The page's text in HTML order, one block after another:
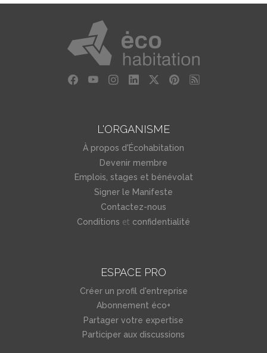
L'ORGANISME
À propos d'Écohabitation
Devenir membre
Emplois, stages et bénévolat
Signer le Manifeste
Contactez-nous
Conditions et confidentialité
ESPACE PRO
Créer un profil d'entreprise
Abonnement éco+
Partager votre expertise
Participer aux discussions